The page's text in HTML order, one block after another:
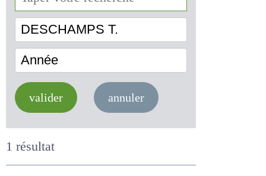
DESCHAMPS T.
valider annuler
1 résultat